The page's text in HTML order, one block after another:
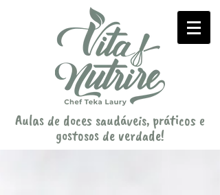
Aulas de doces saudáveis, práticos e
gostosos de verdade!